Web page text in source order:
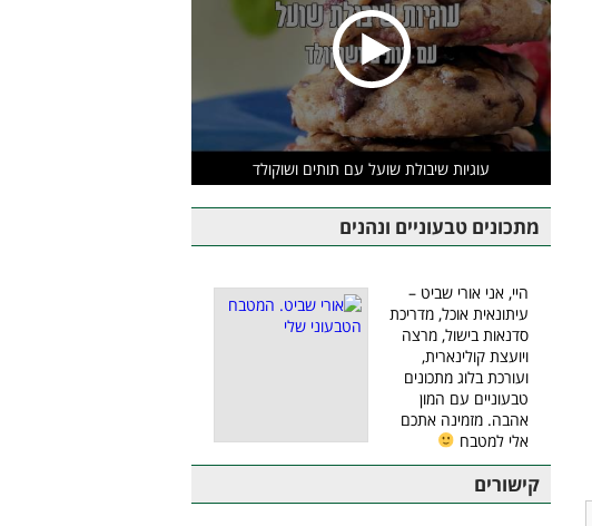
עוגיות שיבולת שועל עם תותים ושוקולד
מתכונים טבעוניים ונהנים
היי, אני אורי שביט –
עיתונאית אוכל, מדריכת
סדנאות בישול, מרצה
ויועצת קולינארית,
ועורכת בלוג מתכונים
טבעוניים עם המון
אהבה. מזמינה אתכם
אלי למטבח
קישורים